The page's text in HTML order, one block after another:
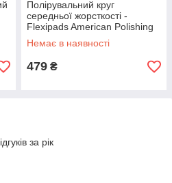
Полірувальний круг
середньої жорсткості -
Flexipads American Polishing
165 мм (6.5") жовтий (44770)
Немає в наявності
479 ₴
за рік